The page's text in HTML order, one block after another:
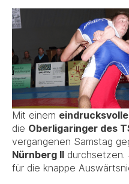
Mit einem
die Oberligaringer des
vergangenen Samstag
Nürnberg II durchsetzen.
für die knappe